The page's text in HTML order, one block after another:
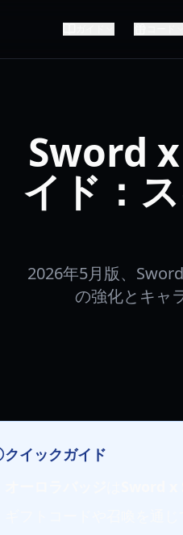
Sword
イド：
2026年5月版、
の強化とキャ
クイックガイド